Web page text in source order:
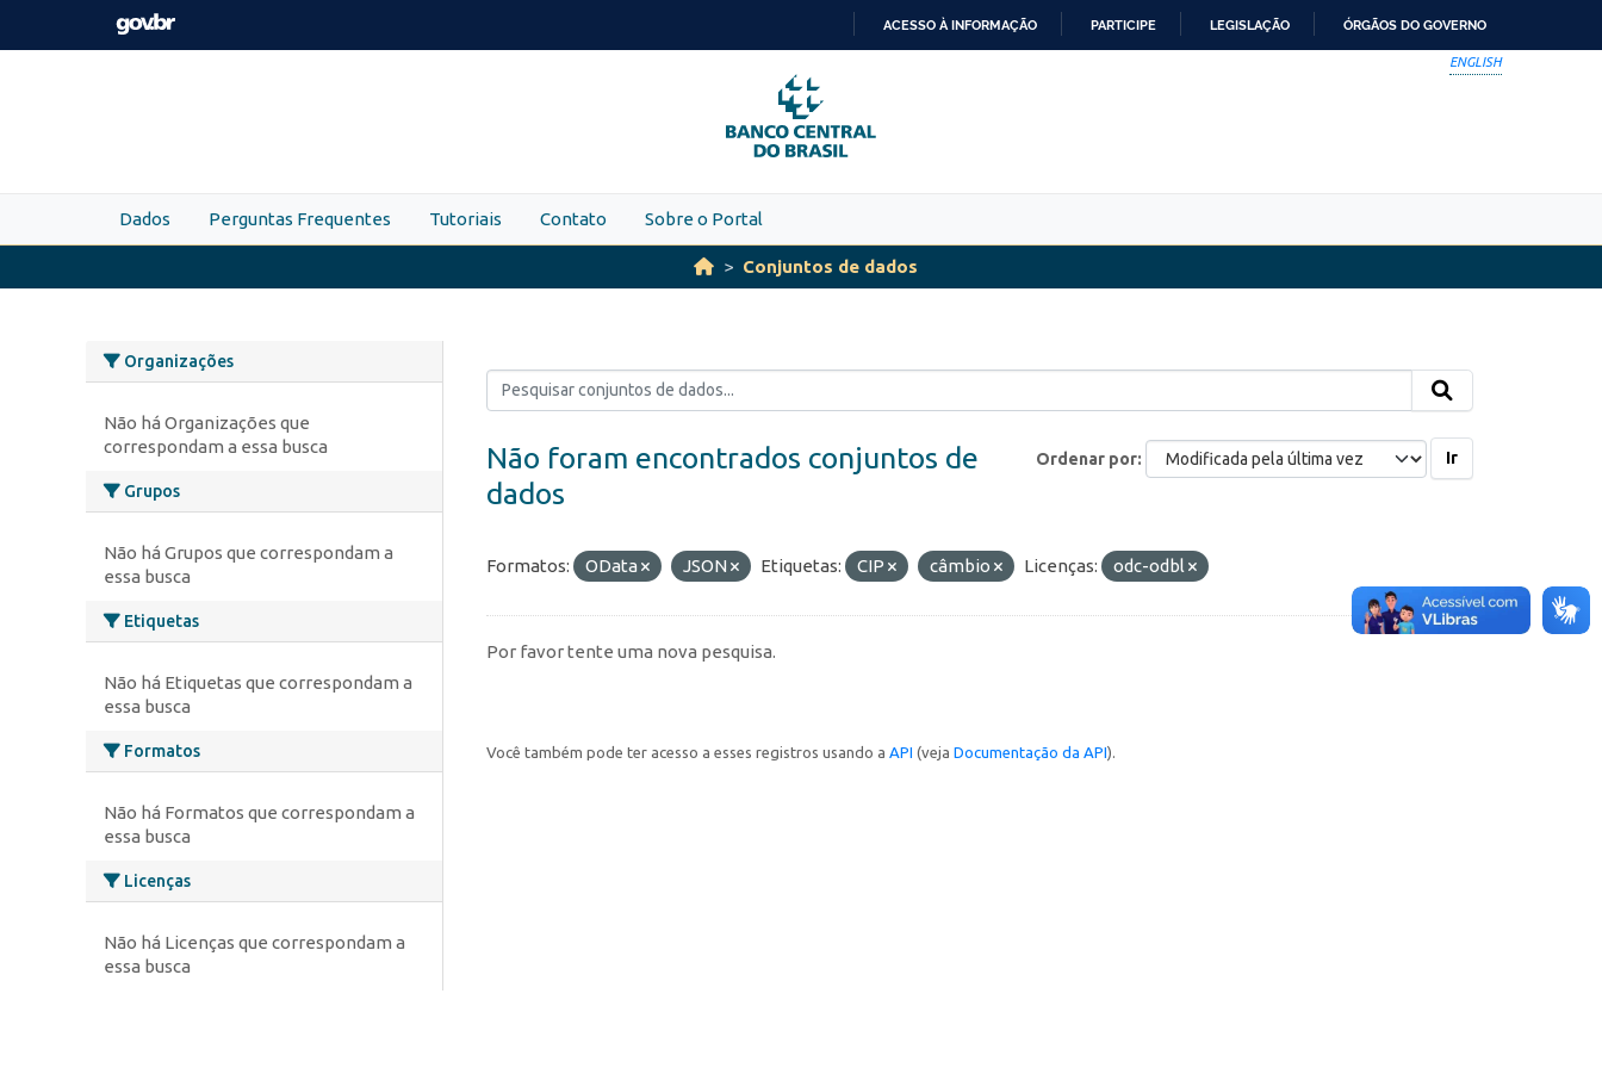
Skip to main content
PARA
O
CONTEÚDO
ACESSO À INFORMAÇÃO PARTICIPE LEGISLAÇÃO ÓRGÃOS DO GOVERNO
ENGLISH
Dados Perguntas Frequentes Tutoriais Contato Sobre o Portal
Conjuntos de dados
Organizações
Não há Organizações que
correspondam a essa busca
Grupos
Não há Grupos que correspondam a
essa busca
Etiquetas
Não há Etiquetas que correspondam a
essa busca
Formatos
Não há Formatos que correspondam a
essa busca
Licenças
Não há Licenças que correspondam a
essa busca
Ordenar por Ir
Não foram encontrados conjuntos de
dados
Formatos: OData JSON Etiquetas: CIP câmbio Licenças: odc-odbl
Por favor tente uma nova pesquisa.
Você também pode ter acesso a esses registros usando a API (veja Documentação da API).